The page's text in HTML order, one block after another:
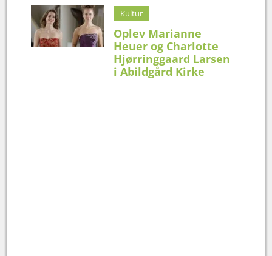
Kultur
Oplev Marianne
Heuer og Charlotte
Hjørringgaard Larsen
i Abildgård Kirke